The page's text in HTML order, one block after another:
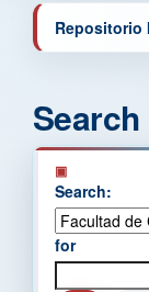
Repositorio
Search
Search:
for